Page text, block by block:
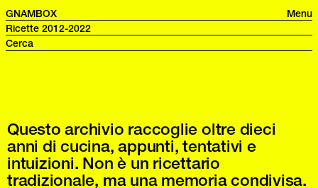
GNAMBOX
Menu
Ricette 2012-2022
Questo archivio raccoglie oltre dieci
anni di cucina, appunti, tentativi e
intuizioni. Non è un ricettario
tradizionale, ma una memoria condivisa.